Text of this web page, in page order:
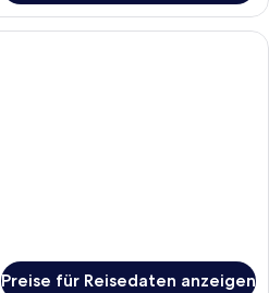
Ein Hotelzimmer mit zwei Betten,
Preise für Reisedaten anzeigen